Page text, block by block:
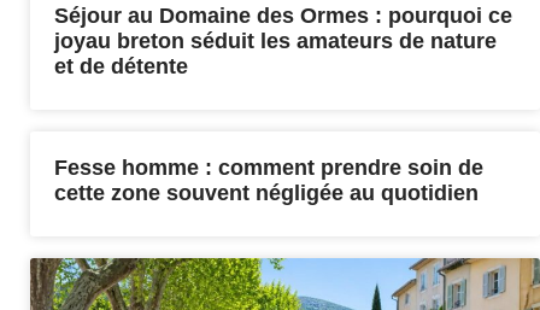
Séjour au Domaine des Ormes : pourquoi ce
joyau breton séduit les amateurs de nature
et de détente
Fesse homme : comment prendre soin de
cette zone souvent négligée au quotidien